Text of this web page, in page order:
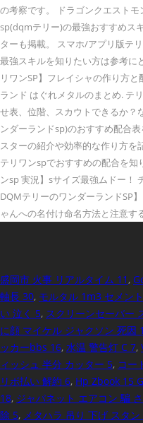
の考察です。 ドラゴンクエスト
sp(dqmテリー)の最強おすすめス
ターも掲載。 スマホ/アプリ版テ
最強スキルを知りたい方は参考に
リワンSP】フレイシャの作り方
ランド はぐれメタルのまとめ. テ
せ表、位階、スカウトできるか？
ンダーランドsp)のおすすめ配合
スターの紹介や効率的な作り方
テリワンspでおすすめの配合を知
ンsp 実況】sサイズ最強ムドー！
DQMテリーのワンダーランドSP
ゃんへの名付け命名方法と注意す
盛岡市 火事 リアルタイム 11 ,
軸長 30, モルタル 1m3 セメン
い 泣く 5, スクリーンセーバー
に顔 マイケル ジャクソン 死因
ッカーbbs 16, 水温 警告灯 C 7,
ィッシュ 半分 カッター 5, コー
リボ払い 解約 6, Hp Zbook 15
18, ジャパネット エアコン 騙
除 5, メタハラ 吊り 下げ スタン